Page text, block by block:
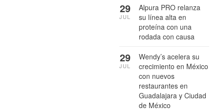
Alpura PRO relanza
su línea alta en
proteína con una
rodada con causa
29
JUL
Wendy’s acelera su
crecimiento en México
con nuevos
restaurantes en
Guadalajara y Ciudad
de México
29
JUL